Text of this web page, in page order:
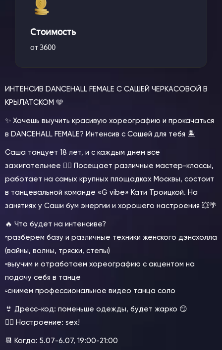
Стоимость
от 3600
ИНТЕНСИВ DANCEHALL FEMALE С САШЕЙ ЧЕРКАСОВОЙ В
КРЫЛАТСКОМ 🩵
✨ Хочешь выучить красивую хореографию и прокачаться
в DANCEHALL FEMALE? Интенсив с Сашей для тебя 🏝️
Саша танцует 18 лет, и с каждым днем все
зажигательнее ❤️‍🔥 Посещает различные мастер-классы,
работает на самых крупных площадках Москвы, состоит
в танцевальной команде «G vibe» Кати Троицкой. На
занятиях у Саши бум энергии и хорошего настроения 💥🌴
🔥 Что будет на интенсиве?
▫️разберем базу и различные техники женского дэнсхолла
(вайны, волны, тряски, степы)
▫️выучим и отработаем хореографию с акцентом на
подачу себя в танце
▫️снимем профессиональное видео танца соло
👙 Дресс-код: поменьше одежды, будет жарко 😏
❤️‍🔥 Настроение: sex!
📆 Когда: 5.07-6.07, 19:00-21:00